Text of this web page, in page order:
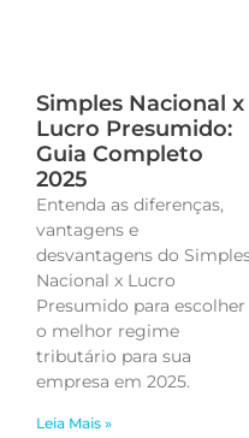
Simples Nacional x
Lucro Presumido:
Guia Completo
2025
Entenda as diferenças,
vantagens e
desvantagens do
Nacional x Lucro
Presumido para escolher
o melhor regime
tributário para sua
empresa em 2025.
Leia Mais »